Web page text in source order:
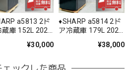
a5813 2ド
蔵庫 152L 2021
¥30,000
♦️SHARP a5814 2ド
ア冷蔵庫 179L 2023
¥38,000